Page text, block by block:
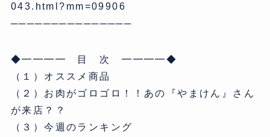
043.html?mm=09906
───────────────
◆━━━━ 目 次 ━━━━◆
（１）オススメ商品
（２）お肉がゴロゴロ！！あの『やまけん』さん
が来店？？
（３）今週のランキング